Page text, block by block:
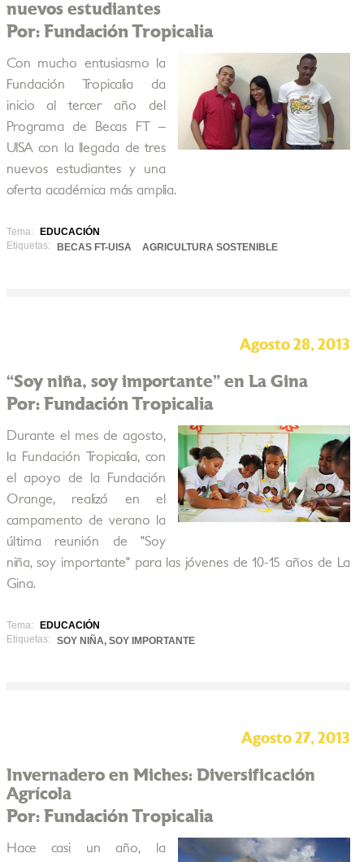
nuevos estudiantes
Por: Fundación Tropicalia
Con mucho entusiasmo la
Fundación Tropicalia da
inicio al tercer año del
Programa de Becas FT –
UISA con la llegada de tres
nuevos estudiantes y una
oferta académica más amplia.
Tema:
EDUCACIÓN
Etiquetas:
BECAS FT-UISA AGRICULTURA SOSTENIBLE
Agosto 28, 2013
“Soy niña, soy importante” en La Gina
Por: Fundación Tropicalia
Durante el mes de agosto,
la Fundación Tropicalia, con
el apoyo de la Fundación
Orange, realizó en el
campamento de verano la
última reunión de "Soy
niña, soy importante" para las jóvenes de 10-15 años de La
Gina.
Tema:
EDUCACIÓN
Etiquetas:
SOY NIÑA, SOY IMPORTANTE
Agosto 27, 2013
Invernadero en Miches: Diversificación
Agrícola
Por: Fundación Tropicalia
Hace casi un año, la